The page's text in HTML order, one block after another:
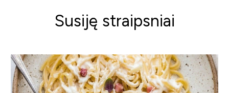
Susiję straipsniai